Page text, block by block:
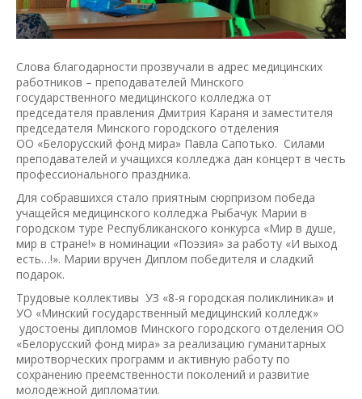
Слова благодарности прозвучали в адрес медицинских
работников – преподавателей Минского
государственного медицинского колледжа от
председателя правления Дмитрия Караня и заместителя
председателя Минского городского отделения
ОО «Белорусский фонд мира» Павла Сапотько. Силами
преподавателей и учащихся колледжа дан концерт в честь
профессионального праздника.
Для собравшихся стало приятным сюрпризом победа
учащейся медицинского колледжа Рыбачук Марии в
городском туре Республиканского конкурса «Мир в душе,
мир в стране!» в номинации «Поэзия» за работу «И выход
есть…!». Марии вручен Диплом победителя и сладкий
подарок.
Трудовые коллективы УЗ «8-я городская поликлиника» и
УО «Минский государственный медицинский колледж»
удостоены дипломов Минского городского отделения ОО
«Белорусский фонд мира» за реализацию гуманитарных
миротворческих программ и активную работу по
сохранению преемственности поколений и развитие
молодежной дипломатии.